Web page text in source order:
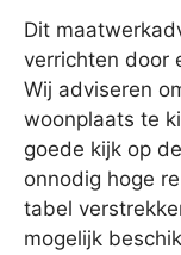
Dit
verrichten door
Wij adviseren
woonplaats te
goede kijk op
onnodig hoge
tabel
mogelijk